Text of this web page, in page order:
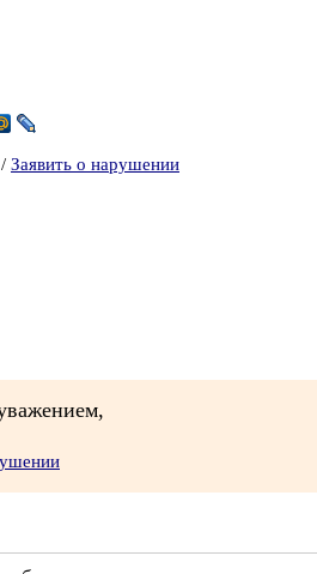
/ Заявить о нарушении